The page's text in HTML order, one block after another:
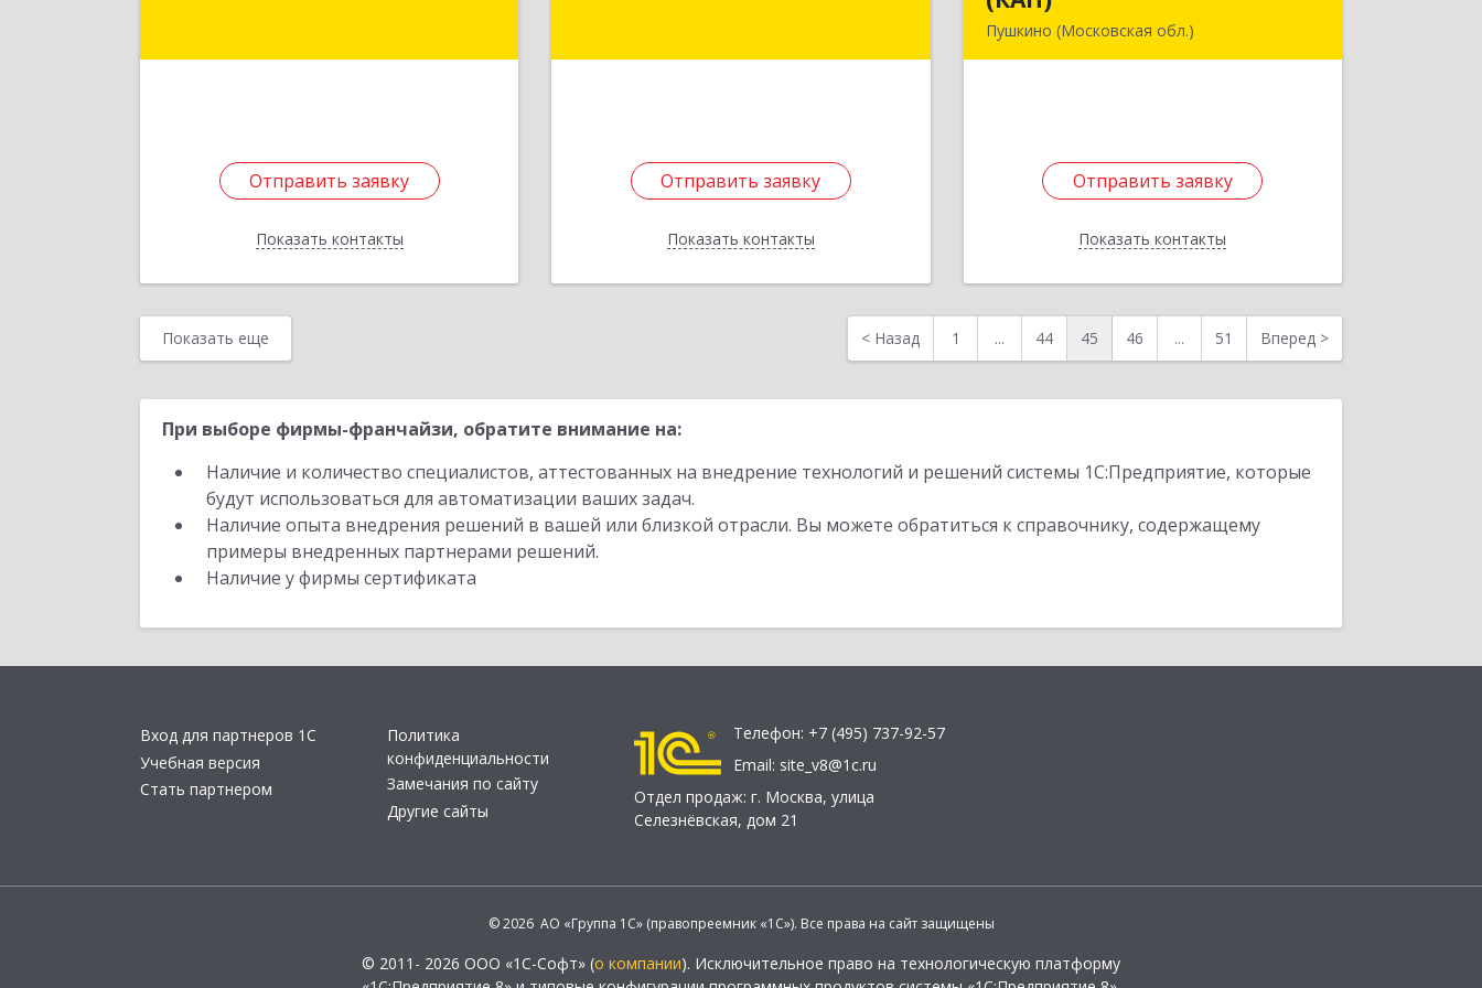
Отправить заявку
Показать контакты
Отправить заявку
Назад
Отправить заявку
Показать контакты
Отправить заявку
Назад
Пушкино (Московская обл.)
Отправить заявку
Показать контакты
Отправить заявку
Назад
Показать еще < Назад 1 ... 44 45 46 ... 51 Вперед >
При выборе фирмы-франчайзи, обратите внимание на:
Наличие и количество специалистов, аттестованных на внедрение технологий и решений системы 1С:Предприятие, которые
будут использоваться для автоматизации ваших задач.
Наличие опыта внедрения решений в вашей или близкой отрасли. Вы можете обратиться к справочнику, содержащему
примеры внедренных партнерами решений.
Наличие у фирмы сертификата
Вход для партнеров 1С
Учебная версия
Стать партнером
Политика
конфиденциальности
Замечания по сайту
Другие сайты
Телефон: +7 (495) 737-92-57
Email: site_v8@1c.ru
Отдел продаж: г. Москва, улица
Селезнёвская, дом 21
© 2026 АО «Группа 1С» (правопреемник «1С»). Все права на сайт защищены
© 2011- 2026 ООО «1С-Софт» (о компании). Исключительное право на технологическую платформу